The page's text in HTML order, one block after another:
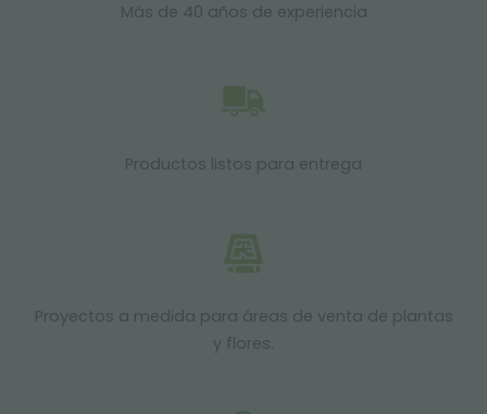
Más de 40 años de experiencia
Productos listos para entrega
Proyectos a medida para áreas de venta de plantas
y flores.